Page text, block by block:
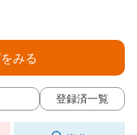
登録済一覧
みる